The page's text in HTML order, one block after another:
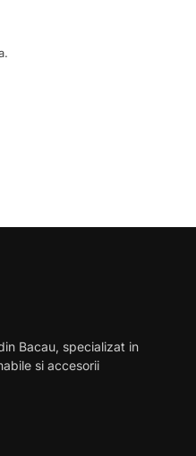
Bacau, specializat in
si accesorii